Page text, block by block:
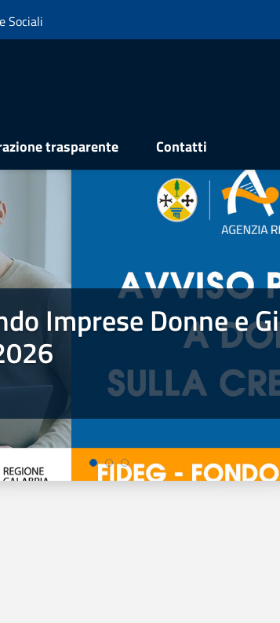
Sociali
trasparente Contatti
FIDEG . PROROGA 31 dicembre 2026
Imprese Donne e